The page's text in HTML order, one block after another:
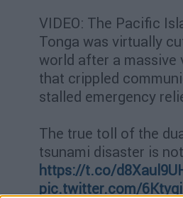
VIDEO: The Pacific
Tonga was virtually
world after a massive
that crippled
stalled emergency
The true toll of the
tsunami disaster is
https://t.co/
pic.twitter.com/